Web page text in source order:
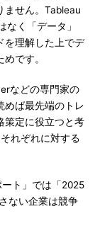
ません。Tableau
く「データ」
を理解した上でデ
です。
などの専門家の
めば最先端のトレ
策定に役立つと考
れぞれに対する
ト」では「2025
ない企業は競争